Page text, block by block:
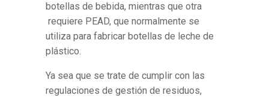
botellas de bebida, mientras que otra
requiere PEAD, que normalmente se
utiliza para fabricar botellas de leche de
plástico.
Ya sea que se trate de cumplir con las
regulaciones de gestión de residuos,